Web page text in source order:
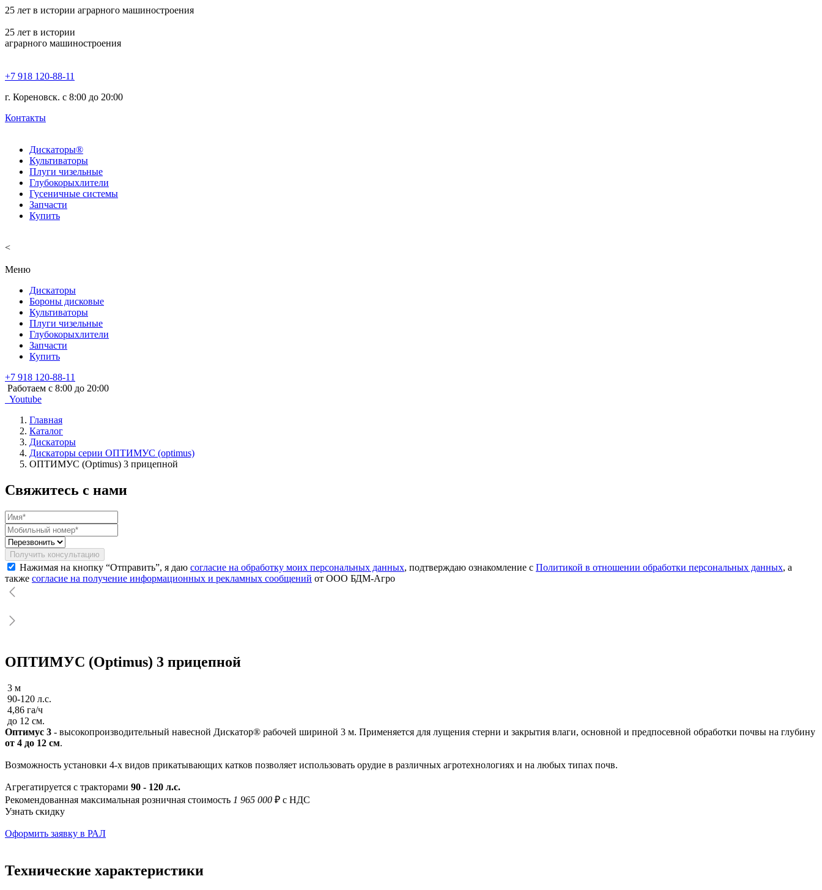
25 лет в истории аграрного машиностроения
25 лет в истории
аграрного машиностроения
+7 918 120-88-11
г. Кореновск. c 8:00 до 20:00
Контакты
Дискаторы®
Культиваторы
Плуги чизельные
Глубокорыхлители
Гусеничные системы
Запчасти
Купить
<
Меню
Дискаторы
Бороны дисковые
Культиваторы
Плуги чизельные
Глубокорыхлители
Запчасти
Купить
+7 918 120-88-11
Работаем c 8:00 до 20:00
Youtube
Главная
Каталог
Дискаторы
Дискаторы серии ОПТИМУС (optimus)
ОПТИМУС (Optimus) 3 прицепной
Свяжитесь с нами
Получить консультацию
Нажимая на кнопку “Отправить”, я даю согласие на обработку моих персональных данных, подтверждаю ознакомление с Политикой в отношении обработки персональных данных, а
также согласие на получение информационных и рекламных сообщений от ООО БДМ-Агро
ОПТИМУС (Optimus) 3 прицепной
3 м
90-120 л.с.
4,86 га/ч
до 12 см.
Оптимус 3 - высокопроизводительный навесной Дискатор® рабочей шириной 3 м. Применяется для лущения стерни и закрытия влаги, основной и предпосевной обработки почвы на глубину
от 4 до 12 см.
Возможность установки 4-х видов прикатывающих катков позволяет использовать орудие в различных агротехнологиях и на любых типах почв.
Агрегатируется с тракторами 90 - 120 л.с.
Рекомендованная максимальная розничная стоимость 1 965 000 ₽ с НДС
Узнать скидку
Оформить заявку в РАЛ
Технические характеристики